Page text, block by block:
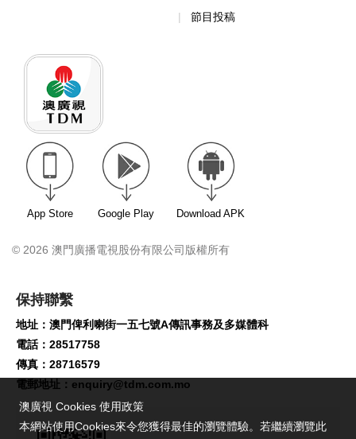
節目投稿
App Store Google Play Download APK
© 2026 澳門廣播電視股份有限公司版權所有
保持聯繫
地址：澳門俾利喇街一五七號A傳訊事務及多媒體科
電話：28517758
傳真：28716579
電郵地址： enquiry@tdm.com.mo
澳廣視 Cookies 使用政策
本網站使用Cookies來令您獲得最佳的瀏覽體驗。若繼續瀏覽此